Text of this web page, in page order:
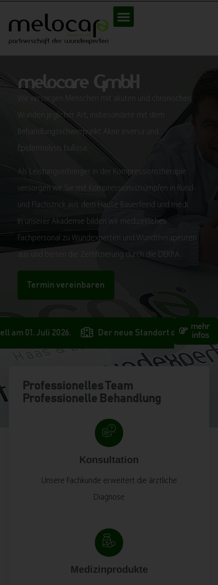
melocare GmbH
Wir versorgen Menschen mit akuten und chronischen
Wunden jeglicher Art, insbesondere mit dem
Behandlungsschwerpunkt Akne inversa und
Epidermolysis bullosa.
Als Leistungserbringer in der Kompressionstherapie
versorgen wir Sie mit Kompressionsstrümpfen in Rund-
und Flachstrick aus dem Hause Bauerfeind und medi.
In unserer Akademie bilden wir medizinisches
Fachpersonal zu Wundexperten und Wundtherapeuten
aus und bieten die Zertifizierung durch die DEKRA.
Termin vereinbaren
2026. Der neue Standort der melocare GmbH
mehr
infos
Professionelles Team
Professionelle Behandlung
Konsultation
Unsere Fachkunde erweitert die ärztliche
Diagnose
Medizinprodukte